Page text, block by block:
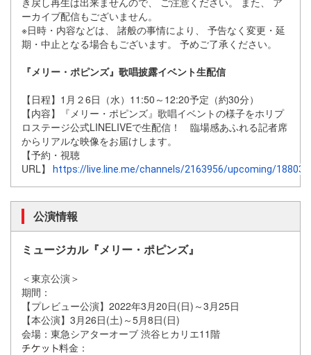
ーカイブ配信もございません。
※日時・内容などは、 諸般の事情により、 予告なく変更・延
期・中止となる場合もございます。 予めご了承ください。
『メリー・ポピンズ』歌唱披露イベント生配信
【日程】1月２6日（水）11:50～12:20予定（約30分）
【内容】『メリー・ポピンズ』 歌唱イベントの様子をホリプ
ロステージ公式LINELIVEで生配信！ 臨場感あふれる記者席
からリアルな映像をお届けします。
【予約・視聴
URL】
https://live.line.me/channels/2163956/upcoming/
公演情報
ミュージカル『メリー・ポピンズ』
＜東京公演＞
期間：
【プレビュー公演】2022年3月20日(日)～3月25日
【本公演】3月26日(土)～5月8日(日)
会場：東急シアターオーブ 渋谷ヒカリエ11階
料金：